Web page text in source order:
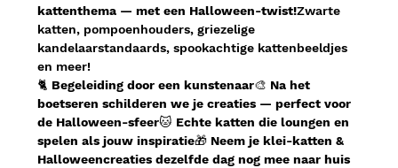
kattenthema — met een Halloween-twist!Zwarte
katten, pompoenhouders, griezelige
kandelaarstandaards, spookachtige kattenbeeldjes
en meer!
🐈 Begeleiding door een kunstenaar🎨 Na het
boetseren schilderen we je creaties — perfect voor
de Halloween-sfeer🐱 Echte katten die loungen en
spelen als jouw inspiratie🎁 Neem je klei-katten &
Halloweencreaties dezelfde dag nog mee naar huis